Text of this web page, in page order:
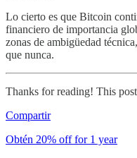
Lo cierto es que Bitcoin
financiero de importancia
zonas de ambigüedad
que nunca.
Thanks for reading! This
Compartir
Obtén 20% off for 1 year